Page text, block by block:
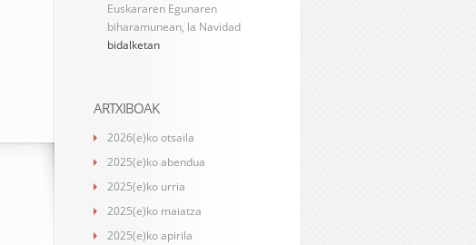
Euskararen Egunaren
biharamunean, la Navidad
bidalketan
ARTXIBOAK
2026(e)ko otsaila
2025(e)ko abendua
2025(e)ko urria
2025(e)ko maiatza
2025(e)ko apirila